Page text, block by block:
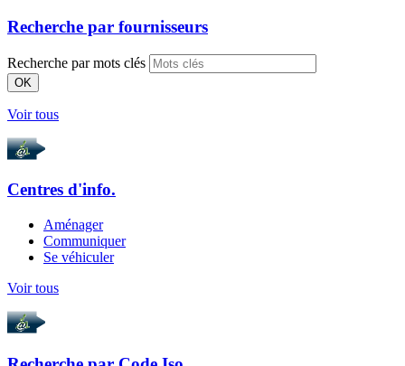
Recherche par fournisseurs
Recherche par mots clés
OK
Voir tous
Centres d'info.
Aménager
Communiquer
Se véhiculer
Voir tous